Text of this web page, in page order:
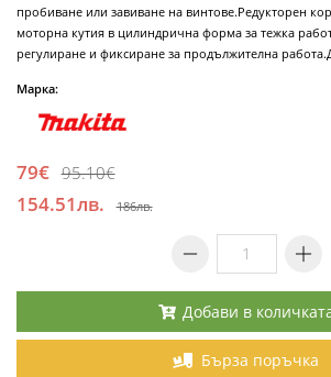
пробиване или завиване на винтове.Редукторен
моторна кутия в цилиндрична форма за тежка
регулиране и фиксиране за продължителна
Марка:
79€ 95.10€
154.51лв. 186лв.
Добави в
Бърза поръчка